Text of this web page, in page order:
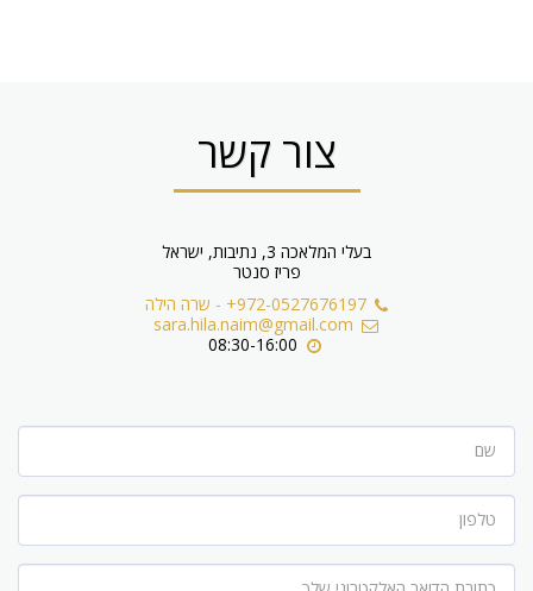
צור קשר
בעלי המלאכה 3, נתיבות, ישראל
פריז סנטר
+972-0527676197
-שרה הילה
sara.hila.naim@gmail.com
08:30-16:00